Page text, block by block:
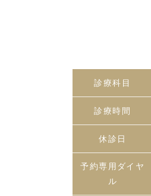
診療科目
診療時間
休診日
予約専用ダイヤ
ル